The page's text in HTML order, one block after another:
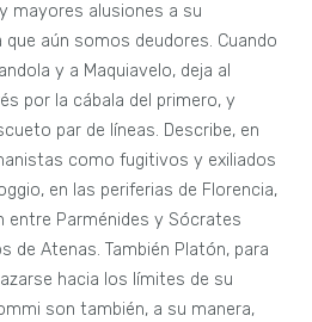
mayores alusiones a su
que aún somos deudores. Cuando
y a Maquiavelo, deja al
por la cábala del primero, y
par de líneas. Describe, en
como fugitivos y exiliados
en las periferias de Florencia,
Parménides y Sócrates
de Atenas. También Platón, para
hacia los límites de su
son también, a su manera,